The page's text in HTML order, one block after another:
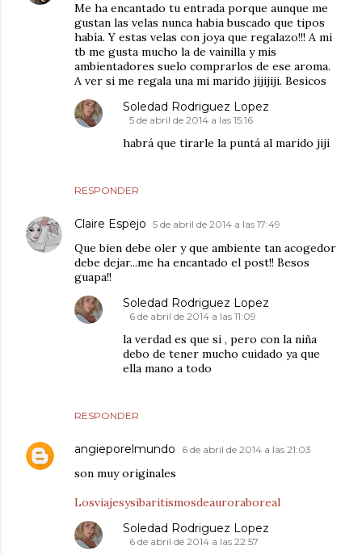
Me ha encantado tu entrada porque aunque me
gustan las velas nunca habia buscado que tipos
había. Y estas velas con joya que regalazo!!! A mi
tb me gusta mucho la de vainilla y mis
ambientadores suelo comprarlos de ese aroma.
A ver si me regala una mi marido jijijiji. Besicos
RESPONDER
Soledad Rodriguez Lopez
5 de abril de 2014 a las 15:16
habrá que tirarle la puntá al marido jiji
Claire Espejo 5 de abril de 2014 a las 17:49
Que bien debe oler y que ambiente tan acogedor
debe dejar...me ha encantado el post!! Besos
guapa!!
RESPONDER
Soledad Rodriguez Lopez
6 de abril de 2014 a las 11:09
la verdad es que si , pero con la niña
debo de tener mucho cuidado ya que
ella mano a todo
angieporelmundo 6 de abril de 2014 a las 21:03
son muy originales
Losviajesysibaritismosdeauroraboreal
Soledad Rodriguez Lopez
6 de abril de 2014 a las 22:57